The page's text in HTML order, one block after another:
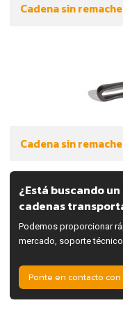
Cadena sin
Cadena sin
¿Está buscando
cadenas
Podemos proporcionar
mercado, soporte
Ponte en contacto